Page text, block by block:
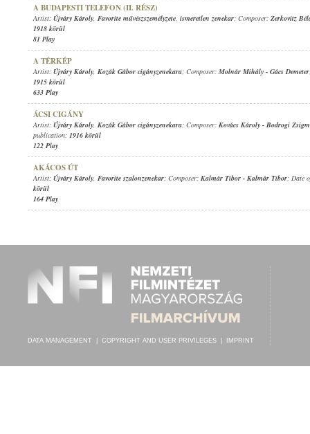
A BUDAPESTI TELEFON (II. RÉSZ)
Artist: Újváry Károly, Favorite művészszemélyzete, ismeretlen zenekar; Composer: Zerkovitz
1918 körül
81 Play
A TÉRKÉP
Artist: Újváry Károly, Kozák Gábor cigányzenekara; Composer: Molnár Mihály - Gács Demeter
1915 körül
633 Play
ÁCSI CIGÁNY
Artist: Újváry Károly, Kozák Gábor cigányzenekara; Composer: Kovács Károly - Bodrogi
publication: 1916 körül
122 Play
AKÁCOS ÚT
Artist: Újváry Károly, Favorite szalonzenekar; Composer: Kalmár Tibor - Kalmár Tibor; Date
körül
164 Play
DATA MANAGEMENT COPYRIGHT AND USER PRIVILEGES IMPRINT